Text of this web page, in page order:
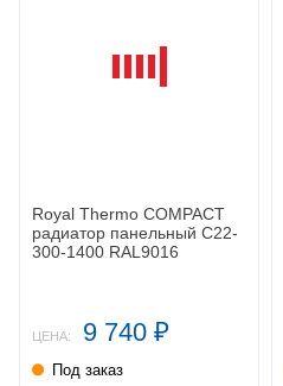
Royal Thermo COMPACT
радиатор панельный C22-
300-1400 RAL9016
ЦЕНА: 9 740 ₽
Под заказ